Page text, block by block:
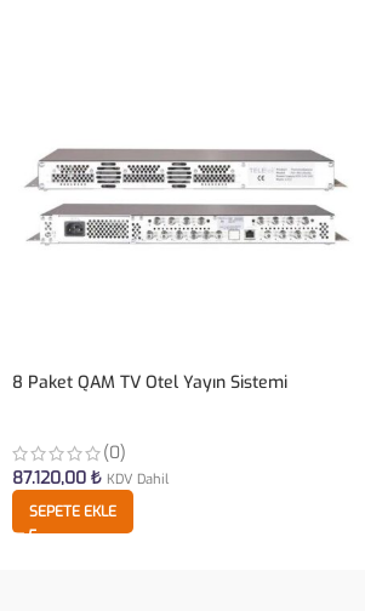
8 Paket QAM TV Otel Yayın Sistemi
(0)
87.120,00 ₺ KDV Dahil
SEPETE EKLE